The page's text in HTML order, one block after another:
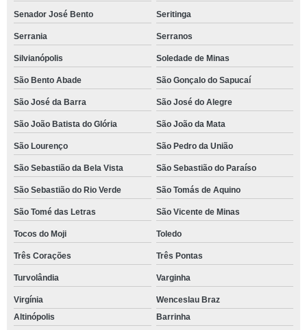
Senador José Bento Seritinga
Serrania Serranos
Silvianópolis Soledade de Minas
São Bento Abade São Gonçalo do Sapucaí
São José da Barra São José do Alegre
São João Batista do Glória São João da Mata
São Lourenço São Pedro da União
São Sebastião da Bela Vista São Sebastião do Paraíso
São Sebastião do Rio Verde São Tomás de Aquino
São Tomé das Letras São Vicente de Minas
Tocos do Moji Toledo
Três Corações Três Pontas
Turvolândia Varginha
Virgínia
Wenceslau Braz
Altinópolis
Barrinha